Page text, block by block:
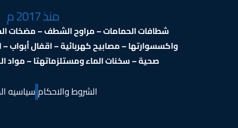
منذ 2017 م
شطافات الحمامات – مراوح الشطف – مضخات
واكسسوارتها – مصابيح كهربائية – اقفال أبواب
صحية – سخنات الماء ومستلزماتهتا – مواد
الشروط والاحكامسياسيه